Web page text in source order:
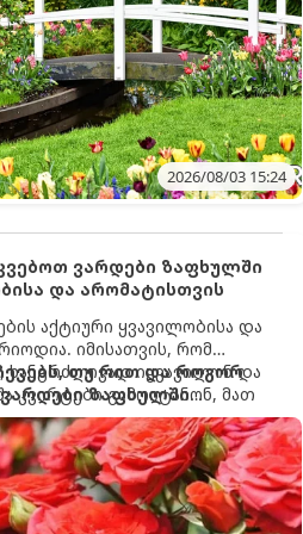
2026/08/03 15:24
ვარდები ზაფხულში
და არომატისთვის
აქტიური ყვავილობისა და
იმისათვის, რომ
ხანგრძლივად იყვავილონ და
კვირტები გამოიტანონ, მათ
სწორი გამოკვება
პერიოდში მცენარის
იცვლება, ამიტომ
ვიცოდეთ, რომელი სასუქები
დროს.
თუ რით და როგორ
ზაფხულში
მისაღწევად: